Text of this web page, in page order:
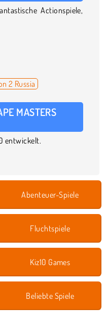
Actionspiele,
2 Russia
MASTERS
entwickelt.
Abenteuer-Spiele
Fluchtspiele
Kiz10 Games
Beliebte Spiele